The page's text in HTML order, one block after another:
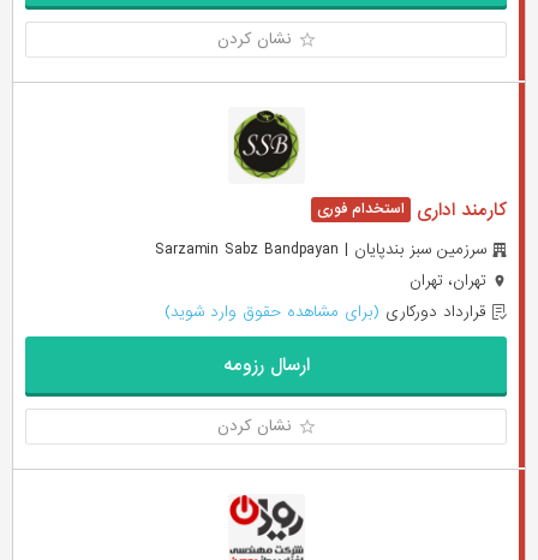
نشان کردن
کارمند اداری
سرزمین سبز بندپایان | Sarzamin Sabz Bandpayan
تهران، تهران
قرارداد دورکاری (برای مشاهده حقوق وارد شوید)
ارسال رزومه
نشان کردن